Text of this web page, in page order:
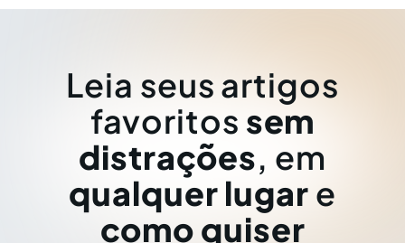
Leia seus artigos
favoritos sem
distrações, em
qualquer lugar e
como quiser